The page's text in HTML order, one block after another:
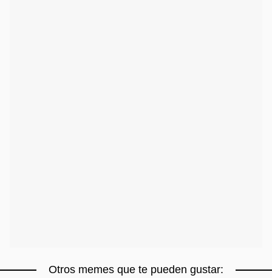
Otros memes que te pueden gustar: